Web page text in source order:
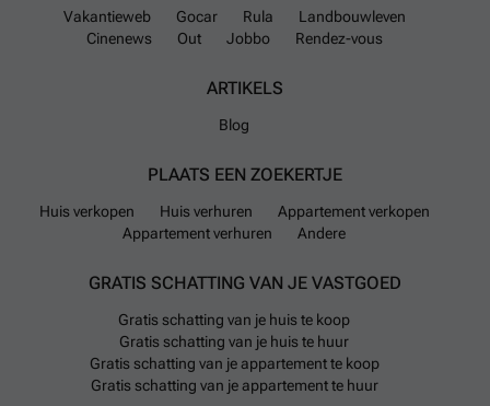
Vakantieweb Gocar Rula
Landbouwleven
Cinenews
Out Jobbo Rendez-vous
ARTIKELS
Blog
PLAATS EEN ZOEKERTJE
Huis verkopen Huis verhuren
Appartement verkopen
Appartement verhuren
Andere
GRATIS SCHATTING VAN JE VASTGOED
Gratis schatting van je huis te koop
Gratis schatting van je huis te huur
Gratis schatting van je appartement te koop
Gratis schatting van je appartement te huur